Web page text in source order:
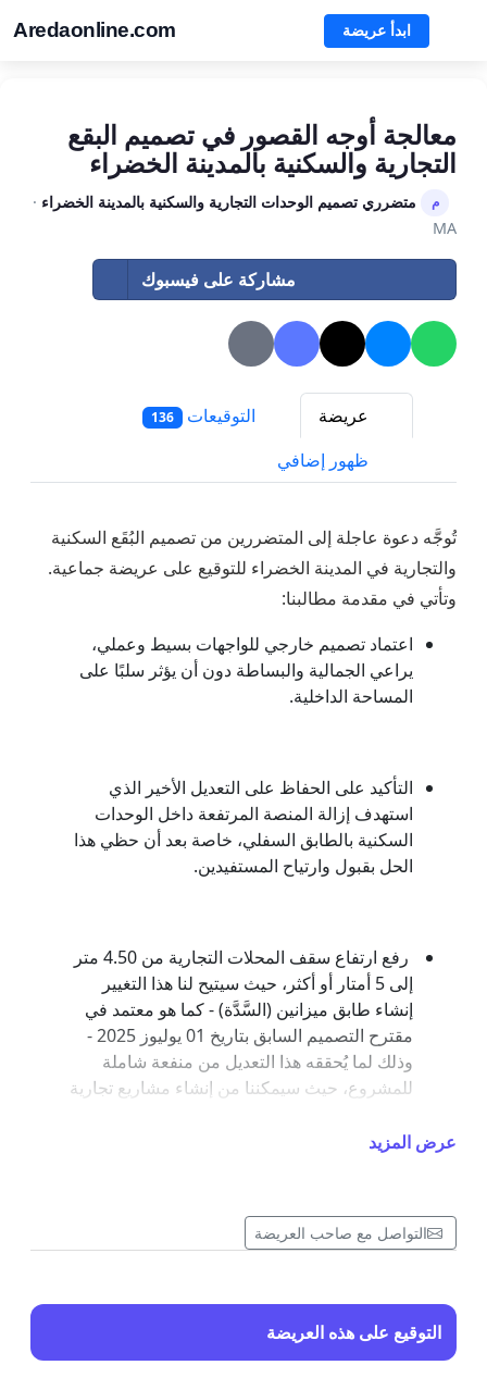
Aredaonline.com ابدأ عريضة
معالجة أوجه القصور في تصميم البقع
التجارية والسكنية بالمدينة الخضراء
م متضرري تصميم الوحدات التجارية والسكنية بالمدينة الخضراء ·
MA
مشاركة على فيسبوك
عريضة التوقيعات 136
ظهور إضافي
تُوجَّه دعوة عاجلة إلى المتضررين من تصميم البُقَع السكنية
والتجارية في المدينة الخضراء للتوقيع على عريضة جماعية.
وتأتي في مقدمة مطالبنا:
اعتماد تصميم خارجي للواجهات بسيط وعملي،
يراعي الجمالية والبساطة دون أن يؤثر سلبًا على
المساحة الداخلية.
التأكيد على الحفاظ على التعديل الأخير الذي
استهدف إزالة المنصة المرتفعة داخل الوحدات
السكنية بالطابق السفلي، خاصة بعد أن حظي هذا
الحل بقبول وارتياح المستفيدين.
رفع ارتفاع سقف المحلات التجارية من 4.50 متر
إلى 5 أمتار أو أكثر، حيث سيتيح لنا هذا التغيير
إنشاء طابق ميزانين (السَّدَّة) - كما هو معتمد في
مقترح التصميم السابق بتاريخ 01 يوليوز 2025 -
وذلك لما يُحققه هذا التعديل من منفعة شاملة
للمشروع، حيث سيمكننا من إنشاء مشاريع تجارية
الخضراء وتعزيز استدامتها.
توزيع البروز بشكل متوازن على طول الواجهة، مع
استخدام نفس عمق البروز في جميع الأجزاء.
توحيد مقاسات النوافذ ومساحاتها بين جميع
عرض المزيد
التواصل مع صاحب العريضة
التوقيع على هذه العريضة